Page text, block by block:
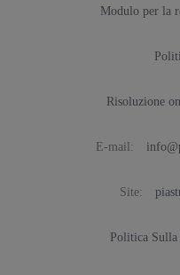
Modulo per la
Risoluzione
E-mail:
Site:
Politica